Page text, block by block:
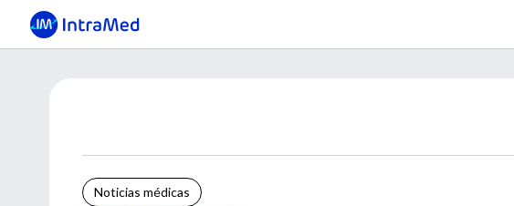
Noticias médicas